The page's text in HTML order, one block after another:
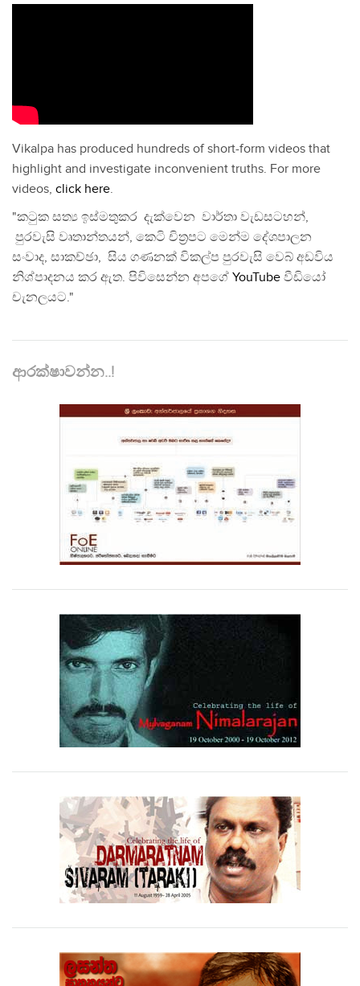
Vikalpa has produced hundreds of short-form videos that
highlight and investigate inconvenient truths. For more
videos, click here.
"කටුක සත්‍ය ඉස්මතුකර දැක්වෙන වාර්තා වැඩසටහන්,
පුරවැසි වෘතාන්තයන්, කෙටි චිත්‍රපට මෙන්ම දේශපාලන
සංවාද, සාකච්ඡා, සිය ගණනක් විකල්ප පුරවැසි වෙබ් අඩවිය
නිශ්පාදනය කර ඇත. පිවිසෙන්න අපගේ YouTube වීඩියෝ
චැනලයට."
ආරක්ෂාවන්න..!